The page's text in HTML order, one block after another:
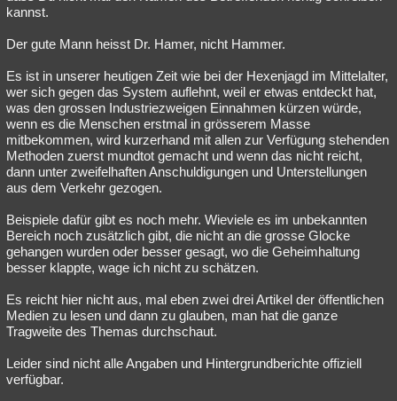
kannst.
Der gute Mann heisst Dr. Hamer, nicht Hammer.
Es ist in unserer heutigen Zeit wie bei der Hexenjagd im Mittelalter,
wer sich gegen das System auflehnt, weil er etwas entdeckt hat,
was den grossen Industriezweigen Einnahmen kürzen würde,
wenn es die Menschen erstmal in grösserem Masse
mitbekommen, wird kurzerhand mit allen zur Verfügung stehenden
Methoden zuerst mundtot gemacht und wenn das nicht reicht,
dann unter zweifelhaften Anschuldigungen und Unterstellungen
aus dem Verkehr gezogen.
Beispiele dafür gibt es noch mehr. Wieviele es im unbekannten
Bereich noch zusätzlich gibt, die nicht an die grosse Glocke
gehangen wurden oder besser gesagt, wo die Geheimhaltung
besser klappte, wage ich nicht zu schätzen.
Es reicht hier nicht aus, mal eben zwei drei Artikel der öffentlichen
Medien zu lesen und dann zu glauben, man hat die ganze
Tragweite des Themas durchschaut.
Leider sind nicht alle Angaben und Hintergrundberichte offiziell
verfügbar.